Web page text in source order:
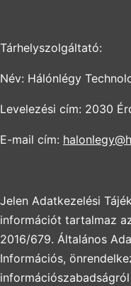
Tárhelyszolgáltató:
Név: Hálónlégy
Levelezési cím: 2030
E-mail cím:
Jelen Adatkezelési
információt tartalmaz
2016/679. Általános
Információs,